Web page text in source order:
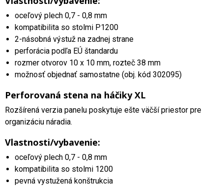
oceľový plech 0,7 - 0,8 mm
kompatibilita so stolmi P1200
2-násobná výstuž na zadnej strane
perforácia podľa EÚ štandardu
rozmer otvorov 10 x 10 mm, rozteč 38 mm
možnosť objednať samostatne (obj. kód 302095)
Perforovaná stena na háčiky XL
Rozšírená verzia panelu poskytuje ešte väčší priestor pre
organizáciu náradia.
Vlastnosti/vybavenie:
oceľový plech 0,7 - 0,8 mm
kompatibilita so stolmi 1200
pevná vystužená konštrukcia